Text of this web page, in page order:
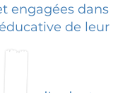
engagées dans
de leur